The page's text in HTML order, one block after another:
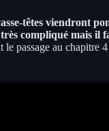
têtes viendront
compliqué mais il
le passage au chapitre